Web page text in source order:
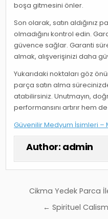
boşa gitmesini önler.
Son olarak, satın aldığınız
olmadığını kontrol edin.
güvence sağlar. Garanti
almak, alışverişinizi daha
Yukarıdaki noktaları göz
parça satın alma
atabilirsiniz. Unutmayın,
performansını artırır hem
Güvenilir Medyum İsimleri –
Author: admin
Yazı
gezinmesi
Cikma Yedek Parca
← Spirituel